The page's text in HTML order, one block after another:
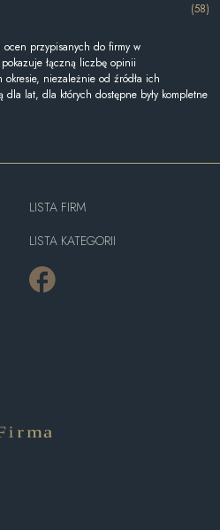
(58)
ocen przypisanych do firmy w
łączną liczbę opinii
niezależnie od źródła ich
lat, dla których dostępne były kompletne
LISTA FIRM
LISTA KATEGORII